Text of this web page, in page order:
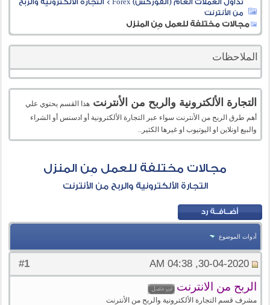
تداول العملات العام (الفوركس) Forex
>التجارة الألكترونية والربح
من الأنترنت
مجالات مختلفة للعمل مِن المنزل
الملاحظات
التجارة الألكترونية والربح من الأنترنت هذا القسم يحتوي علي
أهم طرق الربح من الأنترنت سواء عبر التجارة الألكترونية أو ادسنس أو الشراء
والبيع اونلاين او اليوتيوب او غيرها الكثير..
مجالات مختلفة للعمل مِن المنزل
التجارة الألكترونية والربح من الأنترنت
أدوات الموضوع
#
1 30-04-2020, 04:38 AM
الربح من الانترنت
مشرف قسم التجارة الألكترونية والربح من الأنترنت